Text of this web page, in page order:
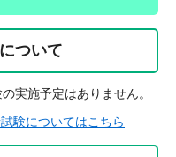
ついて
施予定はありません。
験についてはこちら